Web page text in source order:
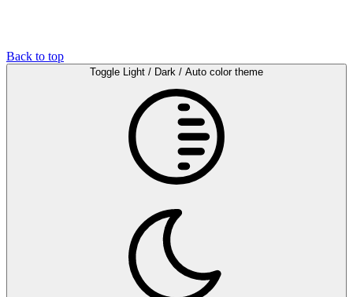
Back to top
Toggle Light / Dark / Auto color theme